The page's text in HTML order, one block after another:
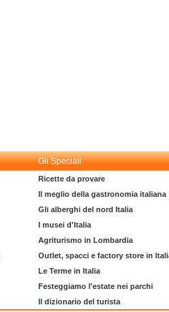
Gli Speciali
Ricette da provare
Il meglio della gastronomia italiana
Gli alberghi del nord Italia
I musei d'Italia
Agriturismo in Lombardia
Outlet, spacci e factory store in
Le Terme in Italia
Festeggiamo l'estate nei parchi
Il dizionario del turista